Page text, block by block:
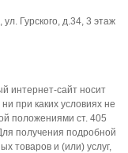
Гурского, д.34, 3 этаж
интернет-сайт носит
при каких условиях не
положениями ст. 405
получения подробной
товаров и (или) услуг,